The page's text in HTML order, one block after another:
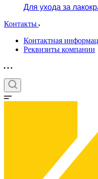
Для ухода за
Контакты
Контактная
Реквизиты компании